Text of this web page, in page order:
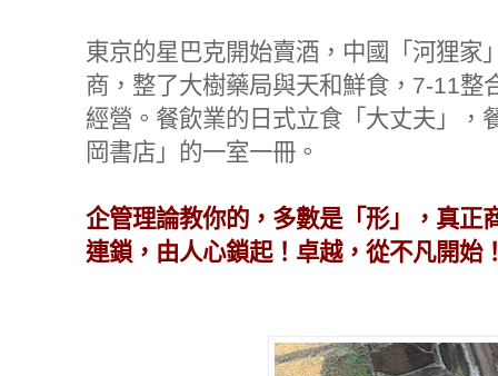
東京的星巴克開始賣酒，中國「河狸家
商，整了大樹藥局與天和鮮食， 7-11整
經營。餐飲業的日式立食「大丈夫」，
岡書店」的一室一冊。
企管理論教你的，多數是「形」，真正
連鎖，由人心鎖起！ 卓越，從不凡開始